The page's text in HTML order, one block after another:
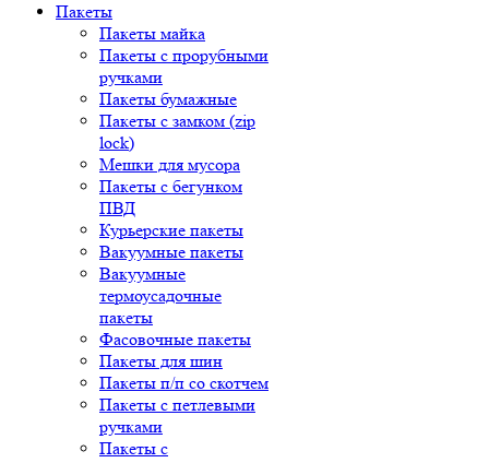
Пакеты
Пакеты майка
Пакеты с прорубными
ручками
Пакеты бумажные
Пакеты с замком (zip
lock)
Мешки для мусора
Пакеты с бегунком
ПВД
Курьерские пакеты
Вакуумные пакеты
Вакуумные
термоусадочные
пакеты
Фасовочные пакеты
Пакеты для шин
Пакеты п/п со скотчем
Пакеты с петлевыми
ручками
Пакеты с